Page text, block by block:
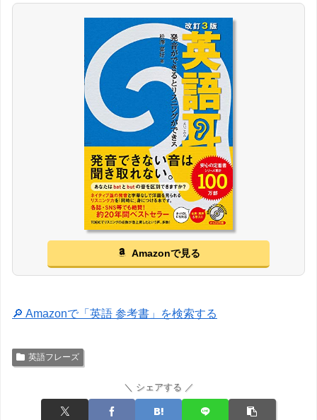
Amazonで見る
🔎 Amazonで「英語 参考書」を検索する
英語フレーズ
＼ シェアする ／